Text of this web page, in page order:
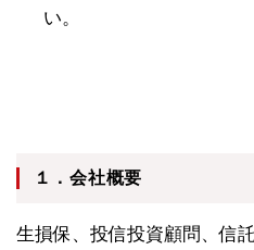
い。
１．会社概要
生損保、投信投資顧問、信